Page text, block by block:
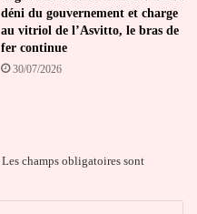
déni du gouvernement et charge
au vitriol de l’Asvitto, le bras de
fer continue
30/07/2026
Les champs obligatoires sont